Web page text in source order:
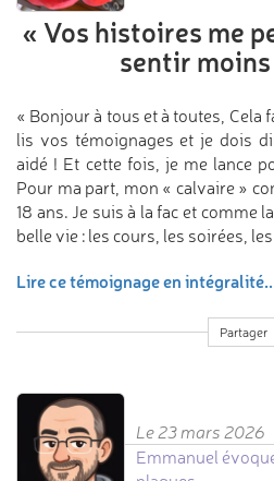
« Vos histoires me
sentir
« Bonjour à tous et à toutes, Cela
lis vos témoignages et je dois
aidé ! Et cette fois, je me lance
Pour ma part, mon « calvaire »
18 ans. Je suis à la fac et comme
belle vie : les cours, les soirées,
Lire ce témoignage en
Partager
Le 23 mars 2026
Emmanuel